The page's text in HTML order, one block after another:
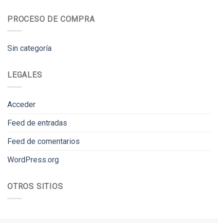
PROCESO DE COMPRA
Sin categoría
LEGALES
Acceder
Feed de entradas
Feed de comentarios
WordPress.org
OTROS SITIOS